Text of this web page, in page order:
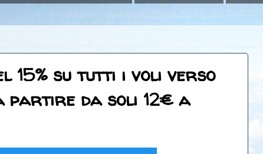
15% su tutti i voli verso
partire da soli 12€ a